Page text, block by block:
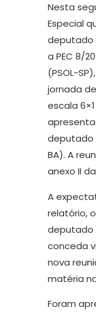
Nesta
Especial
deputado
a PEC 8/
(PSOL-
jornada
escala
deputado
BA). A
anexo II
A
relatório,
deputado
conceda
nova
matéria
Foram